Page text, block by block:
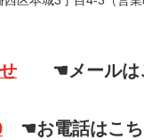
☚メールは
☚お電話はこち